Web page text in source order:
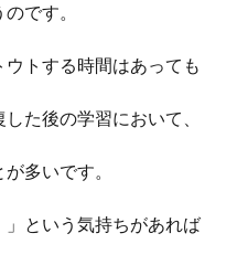
です。
ウトする時間はあっても
た後の学習において、
多いです。
」という気持ちがあれば